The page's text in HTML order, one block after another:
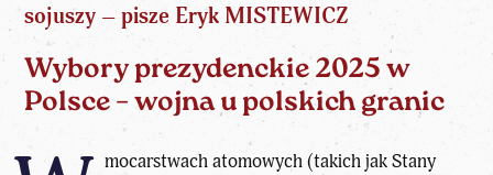
sojuszy – pisze Eryk MISTEWICZ
Wybory prezydenckie 2025 w
Polsce – wojna u polskich granic
mocarstwach atomowych (takich jak Stany